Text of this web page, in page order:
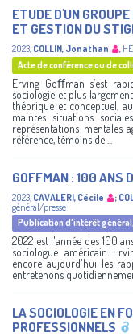
ETUDE D'UN
ET GESTION DU
2023 COLLIN, Jonathan ,
Acte de conférence ou de
Erving Goﬀman s’est
sociologie et plus
théorique et conceptuel,
maintes situations
représentations mentales
référence, témoins de ...
GOFFMAN : 100 ANS
2023 CAVALERI, Cécile ;
général/presse
Publication d'intérêt
2022 est l'année des 100
sociologue américain
encore aujourd'hui les
entretenons
LA SOCIOLOGIE EN
PROFESSIONNELS